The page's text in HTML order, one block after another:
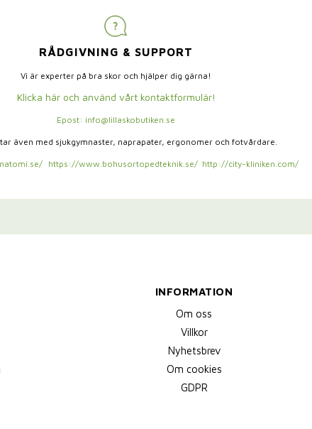
RÅDGIVNING & SUPPORT
Vi är experter på bra skor och hjälper dig gärna!
Klicka här och använd vårt kontaktformulär!
Epost: info@lillaskobutiken.se
även med sjukgymnaster, naprapater, ergonomer och fotvårdare.
https://www.bohusortopedteknik.se/ http://city-kliniken.com/
INFORMATION
Om oss
Villkor
Nyhetsbrev
Om cookies
GDPR